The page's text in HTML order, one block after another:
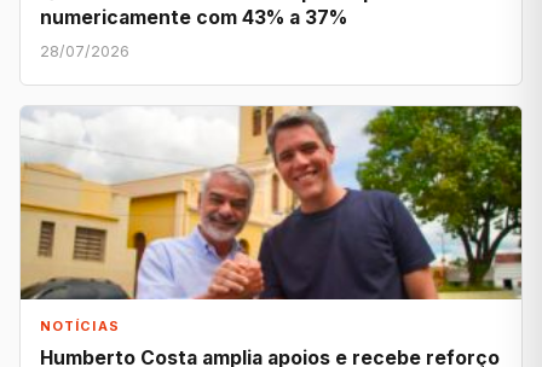
numericamente com 43% a 37%
28/07/2026
NOTÍCIAS
Humberto Costa amplia apoios e recebe reforço